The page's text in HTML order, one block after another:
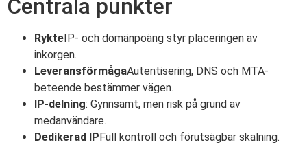
Centrala punkter
RykteIP- och domänpoäng styr placeringen av
inkorgen.
LeveransförmågaAutentisering, DNS och MTA-
beteende bestämmer vägen.
IP-delning: Gynnsamt, men risk på grund av
medanvändare.
Dedikerad IPFull kontroll och förutsägbar skalning.